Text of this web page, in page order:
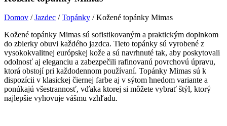
Domov /Jazdec /Topánky / Kožené topánky Mimas
Kožené topánky Mimas sú sofistikovaným a praktickým doplnkom
do zbierky obuvi každého jazdca. Tieto topánky sú vyrobené z
vysokokvalitnej európskej kože a sú navrhnuté tak, aby poskytovali
odolnosť aj eleganciu a zabezpečili rafinovanú povrchovú úpravu,
ktorá obstojí pri každodennom používaní. Topánky Mimas sú k
dispozícii v klasickej čiernej farbe aj v sýtom hnedom variante a
ponúkajú všestrannosť, vďaka ktorej si môžete vybrať štýl, ktorý
najlepšie vyhovuje vášmu vzhľadu.